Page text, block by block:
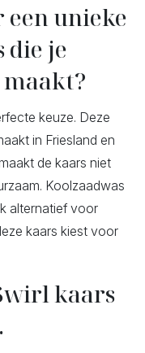
een unieke
die je
keuze. Deze
in Friesland en
de kaars niet
Koolzaadwas
alternatief voor
kaars kiest voor
kaars